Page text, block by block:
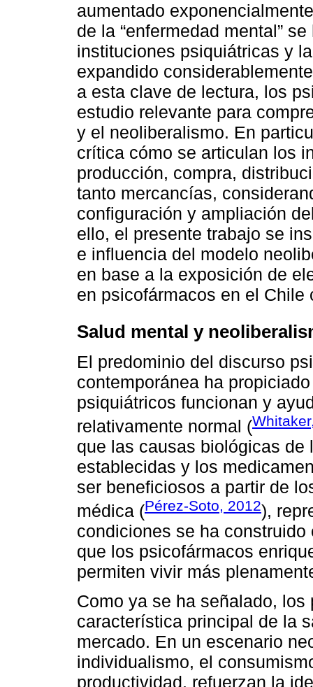
aumentado
de la “enfermedad mental”
instituciones psiquiátricas y
expandido
a esta clave de lectura, los
estudio relevante para
y el neoliberalismo. En
crítica cómo se articulan los
producción, compra,
tanto mercancías,
configuración y ampliación
ello, el presente trabajo se
e influencia del modelo
en base a la exposición de
en psicofármacos en el Chile
Salud mental y
El predominio del discurso
contemporánea ha
psiquiátricos funcionan y
relativamente normal (
que las causas biológicas de
establecidas y los
ser beneficiosos a partir de
médica (Pérez-Soto, 2012),
condiciones se ha
que los psicofármacos
permiten vivir más
Como ya se ha señalado,
característica principal de la
mercado. En un escenario
individualismo, el
productividad, refuerzan la